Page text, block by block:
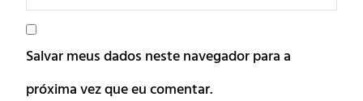
Salvar meus dados neste navegador para a
próxima vez que eu comentar.